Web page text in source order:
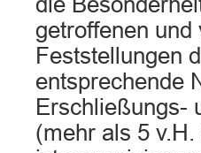
getroffenen
Feststellungen
entsprechende
Erschließungs-
(mehr als 5